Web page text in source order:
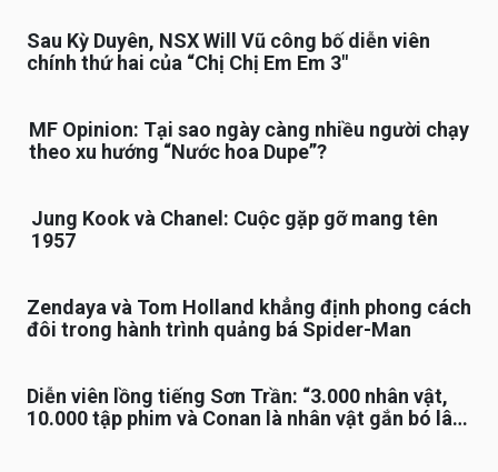
Sau Kỳ Duyên, NSX Will Vũ công bố diễn viên
chính thứ hai của “Chị Chị Em Em 3″
MF Opinion: Tại sao ngày càng nhiều người chạy
theo xu hướng “Nước hoa Dupe”?
Jung Kook và Chanel: Cuộc gặp gỡ mang tên
1957
Zendaya và Tom Holland khẳng định phong cách
đôi trong hành trình quảng bá Spider-Man
Diễn viên lồng tiếng Sơn Trần: “3.000 nhân vật,
10.000 tập phim và Conan là nhân vật gắn bó lâu